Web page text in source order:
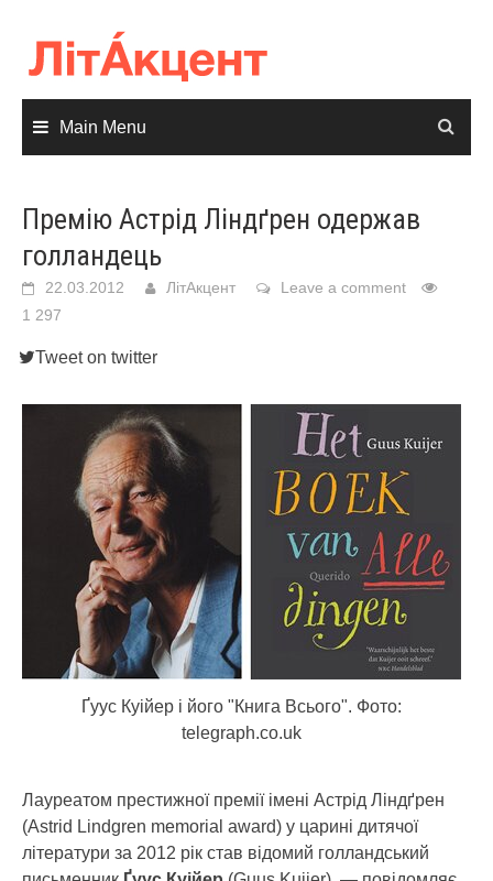
content
Main Menu
Премію Астрід Ліндґрен одержав
голландець
22.03.2012 ЛітАкцент
Leave a comment
1 297
Tweet on twitter
Ґуус Куійер і його "Книга Всього". Фото:
telegraph.co.uk
Лауреатом престижної премії імені Астрід Ліндґрен
(Astrid Lindgren memorial award) у царині дитячої
літератури за 2012 рік став відомий голландський